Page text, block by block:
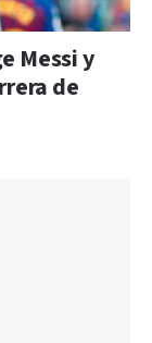
Messi y
de